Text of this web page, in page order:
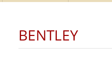
BENTLEY